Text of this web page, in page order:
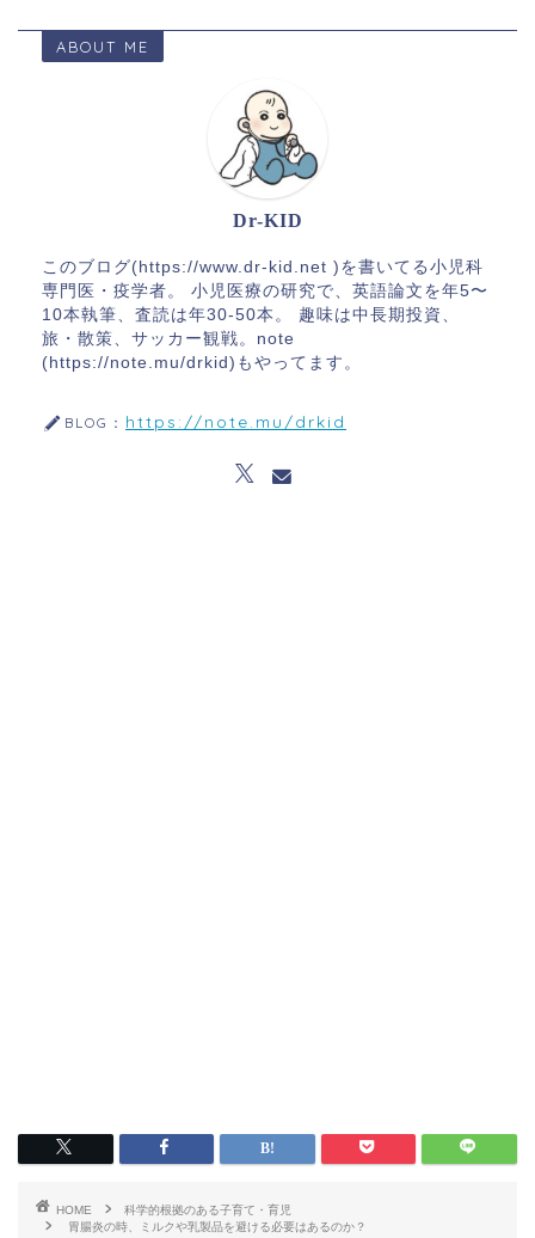
ABOUT ME
Dr-KID
このブログ(https://www.dr-kid.net )を書いてる小児科
専門医・疫学者。 小児医療の研究で、英語論文を年5〜
10本執筆、査読は年30-50本。 趣味は中長期投資、
旅・散策、サッカー観戦。note
(https://note.mu/drkid)もやってます。
BLOG： https://note.mu/drkid
HOME
科学的根拠のある子育て・育児
胃腸炎の時、ミルクや乳製品を避ける必要はあるのか？